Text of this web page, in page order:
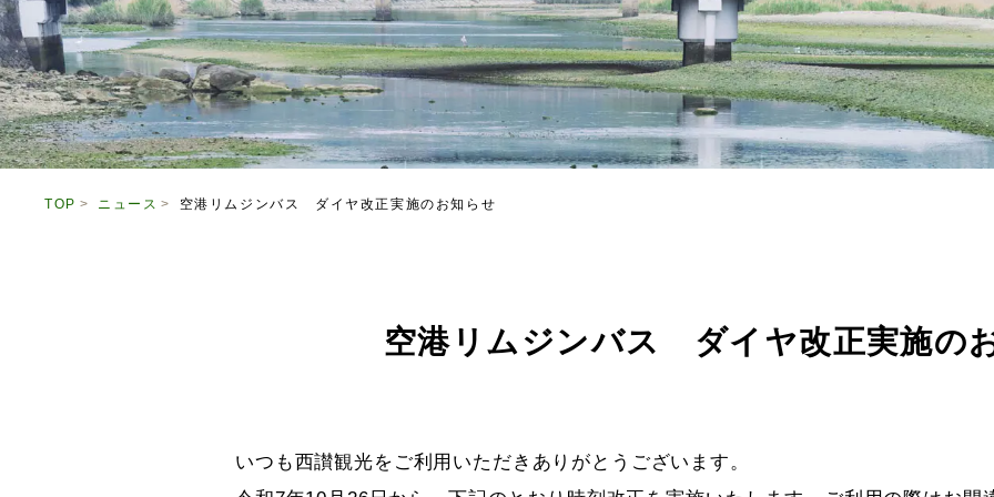
TOP ニュース 空港リムジンバス ダイヤ改正実施のお知らせ
空港リムジンバス ダイヤ改正実施の
いつも西讃観光をご利用いただきありがとうございます。